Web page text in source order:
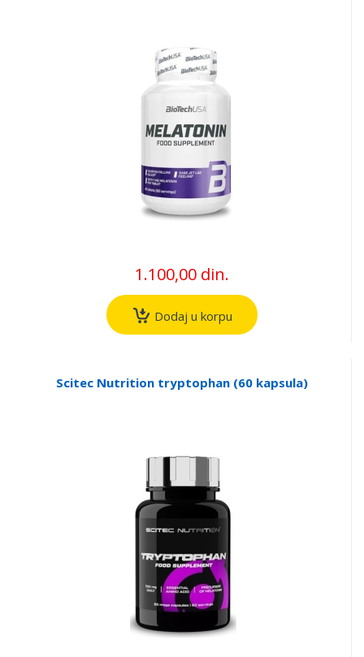
1.100,00 din.
Dodaj u korpu
Scitec Nutrition tryptophan (60 kapsula)